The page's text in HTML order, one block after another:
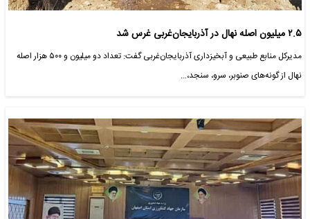
۲.۵ میلیون اصله نهال در آذربایجان‌غربی غرس شد
مدیرکل منابع طبیعی و آبخیزداری آذربایجان‌غربی گفت: تعداد دو میلیون و ۵۰۰ هزار اصله
نهال از گونه‌های صنوبر، سرو، سنجد،…